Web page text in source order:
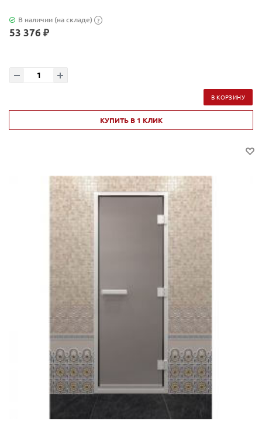
В наличии (на складе) ?
53 376 ₽
В КОРЗИНУ
КУПИТЬ В 1 КЛИК